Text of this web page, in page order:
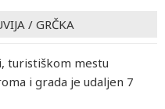
/ GRČKA
turistiškom mestu
i grada je udaljen 7